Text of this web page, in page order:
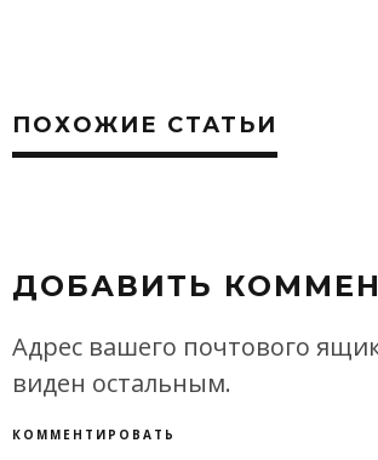
ПОХОЖИЕ СТАТЬИ
ДОБАВИТЬ
Адрес вашего почтового
виден остальным.
КОММЕНТИРОВАТЬ